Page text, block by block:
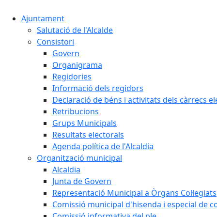
Ajuntament
Salutació de l'Alcalde
Consistori
Govern
Organigrama
Regidories
Informació dels regidors
Declaració de béns i activitats dels càrrecs
Retribucions
Grups Municipals
Resultats electorals
Agenda política de l'Alcaldia
Organització municipal
Alcaldia
Junta de Govern
Representació Municipal a Òrgans Col·legiats
Comissió municipal d'hisenda i especial de